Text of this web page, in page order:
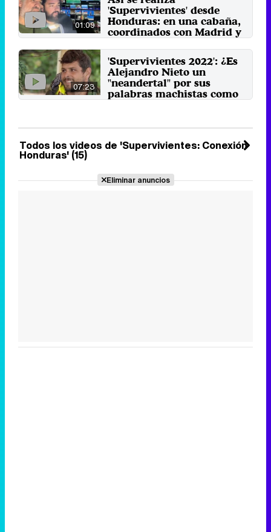
los domingos de 'Supervivientes:
Conexión Honduras'.
9 de marzo 2025
01:09
'Supervivientes' desde
Honduras: en una cabaña,
coordinados con Madrid y
Nos metemos en control para ver
cómo se dirige y se realiza una
gala del reality de ...
3 de junio 2024
07:23
'Supervivientes 2022': ¿Es
Alejandro Nieto un
"neandertal" por sus
palabras machistas como
también la expulsión de uno de
23 de mayo 2022
Todos los videos de 'Supervivientes: Conexión
Honduras' (15)
Eliminar anuncios